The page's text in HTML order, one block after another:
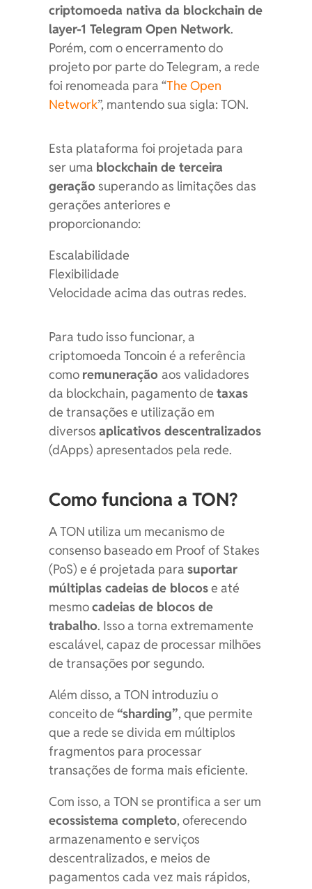
criptomoeda nativa da blockchain de
layer-1 Telegram Open Network.
Porém, com o encerramento do
projeto por parte do Telegram, a rede
foi renomeada para “The Open
Network”, mantendo sua sigla: TON.
Esta plataforma foi projetada para
ser uma blockchain de terceira
geração superando as limitações das
gerações anteriores e
proporcionando:
Escalabilidade
Flexibilidade
Velocidade acima das outras redes.
Para tudo isso funcionar, a
criptomoeda Toncoin é a referência
como remuneraçãoaos validadores
da blockchain, pagamento detaxas
de transações e utilização em
diversosaplicativos descentralizados
(dApps) apresentados pela rede.
Como funciona a TON?
A TON utiliza um mecanismo de
consenso baseado em Proof of Stakes
(PoS) e é projetada parasuportar
múltiplas cadeias de blocose até
mesmocadeias de blocos de
trabalho. Isso a torna extremamente
escalável, capaz de processar milhões
de transações por segundo.
Além disso, a TON introduziu o
conceito de“sharding”, que permite
que a rede se divida em múltiplos
fragmentos para processar
transações de forma mais eficiente.
Com isso, a TON se prontifica a ser um
ecossistema completo, oferecendo
armazenamento e serviços
descentralizados, e meios de
pagamentos cada vez mais rápidos,